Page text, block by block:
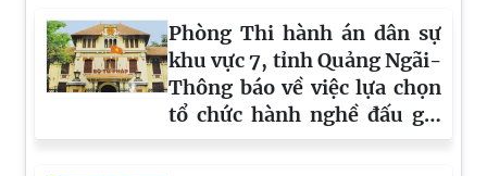
Phòng Thi hành án dân sự
khu vực 7, tỉnh Quảng Ngãi-
Thông báo về việc lựa chọn
tổ chức hành nghề đấu giá
tài sản số 2372